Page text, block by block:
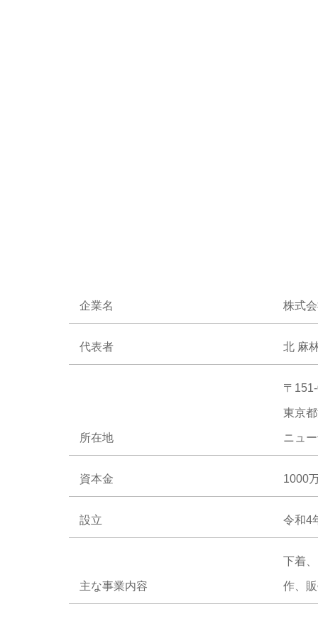
企業名 株式
代表者 北 麻
所在地
〒
東京
ニュ
資本金 1000
設立 令和4
主な事業内容
下着
作、